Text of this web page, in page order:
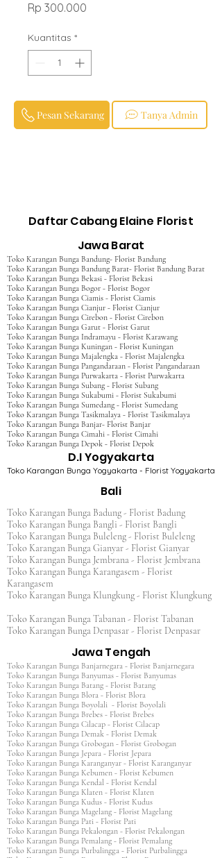
Rp 300.000
Kuantitas *
Tanya Admin
Pesan Sekarang
Daftar Cabang Elaine Florist
Jawa Barat
Toko Karangan Bunga Bandung- Florist Bandung
Toko Karangan Bunga Bandung Barat- Florist Bandung Barat
Toko Karangan Bunga Bekasi - Florist Bekasi
Toko Karangan Bunga Bogor - Florist Bogor
Toko Karangan Bunga Ciamis - Florist Ciamis
Toko Karangan Bunga Cianjur - Florist Cianjur
Toko Karangan Bunga Cirebon - Florist Cirebon
Toko Karangan Bunga Garut - Florist Garut
Toko Karangan Bunga Indramayu - Florist Karawang
Toko Karangan Bunga Kuningan - Florist Kuningan
Toko Karangan Bunga Majalengka - Florist Majalengka
Toko Karangan Bunga Pangandaraan - Florist Pangandaraan
Toko Karangan Bunga Purwakarta - Florist Purwakarta
Toko Karangan Bunga Subang - Florist Subang
Toko Karangan Bunga Sukabumi - Florist Sukabumi
Toko Karangan Bunga Sumedang - Florist Sumedang
Toko Karangan Bunga Tasikmalaya - Florist Tasikmalaya
Toko Karangan Bunga Banjar- Florist Banjar
Toko Karangan Bunga Cimahi - Florist Cimahi
Toko Karangan Bunga Depok - Florist Depok
D.I Yogyakarta
Toko Karangan Bunga Yogyakarta - Florist Yogyakarta
Bali
Toko Karangan Bunga Badung - Florist Badung
Toko Karangan Bunga Bangli - Florist Bangli
Toko Karangan Bunga Buleleng - Florist Buleleng
Toko Karangan Bunga Gianyar - Florist Gianyar
Toko Karangan Bunga Jembrana - Florist Jembrana
Toko Karangan Bunga Karangasem - Florist
Karangasem
Toko Karangan Bunga Klungkung - Florist Klungkung
Toko Karangan Bunga Tabanan - Florist Tabanan
Toko Karangan Bunga Denpasar - Florist Denpasar
Jawa Tengah
Toko Karangan Bunga Banjarnegara - Florist Banjarnegara
Toko Karangan Bunga Banyumas - Florist Banyumas
Toko Karangan Bunga Batang - Florist Batang
Toko Karangan Bunga Blora - Florist Blora
Toko Karangan Bunga Boyolali - Florist Boyolali
Toko Karangan Bunga Brebes - Florist Brebes
Toko Karangan Bunga Cilacap - Florist Cilacap
Toko Karangan Bunga Demak - Florist Demak
Toko Karangan Bunga Grobogan - Florist Grobogan
Toko Karangan Bunga Jepara - Florist Jepara
Toko Karangan Bunga Karanganyar - Florist Karanganyar
Toko Karangan Bunga Kebumen - Florist Kebumen
Toko Karangan Bunga Kendal - Florist Kendal
Toko Karangan Bunga Klaten - Florist Klaten
Toko Karangan Bunga Kudus - Florist Kudus
Toko Karangan Bunga Magelang - Florist Magelang
Toko Karangan Bunga Pati - Florist Pati
Toko Karangan Bunga Pekalongan - Florist Pekalongan
Toko Karangan Bunga Pemalang - Florist Pemalang
Toko Karangan Bunga Purbalingga - Florist Purbalingga